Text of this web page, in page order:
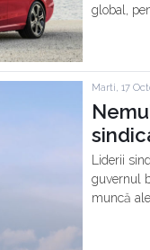
global,
Marti, 17
Liderii
guvernul
muncă